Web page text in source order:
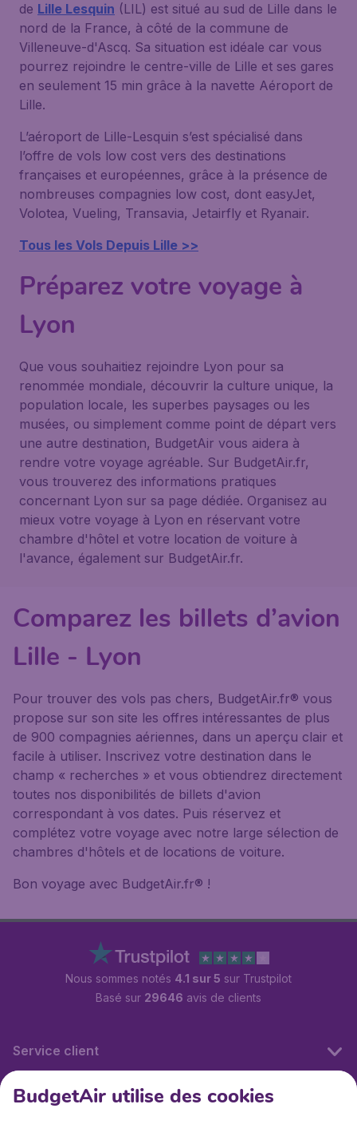
de Lille Lesquin (LIL) est situé au sud de Lille dans le
nord de la France, à côté de la commune de
Villeneuve-d'Ascq. Sa situation est idéale car vous
pourrez rejoindre le centre-ville de Lille et ses gares
en seulement 15 min grâce à la navette Aéroport de
Lille.
L’aéroport de Lille-Lesquin s’est spécialisé dans
l’offre de vols low cost vers des destinations
françaises et européennes, grâce à la présence de
nombreuses compagnies low cost, dont easyJet,
Volotea, Vueling, Transavia, Jetairfly et Ryanair.
Tous les Vols Depuis Lille >>
Préparez votre voyage à
Lyon
Que vous souhaitiez rejoindre Lyon pour sa
renommée mondiale, découvrir la culture unique, la
population locale, les superbes paysages ou les
musées, ou simplement comme point de départ vers
une autre destination, BudgetAir vous aidera à
rendre votre voyage agréable. Sur BudgetAir.fr,
vous trouverez des informations pratiques
concernant Lyon sur sa page dédiée. Organisez au
mieux votre voyage à Lyon en réservant votre
chambre d'hôtel et votre location de voiture à
l'avance, également sur BudgetAir.fr.
Comparez les billets d’avion
Lille - Lyon
Pour trouver des vols pas chers, BudgetAir.fr® vous
propose sur son site les offres intéressantes de plus
de 900 compagnies aériennes, dans un aperçu clair et
facile à utiliser. Inscrivez votre destination dans le
champ « recherches » et vous obtiendrez directement
toutes nos disponibilités de billets d'avion
correspondant à vos dates. Puis réservez et
complétez votre voyage avec notre large sélection de
chambres d'hôtels et de locations de voiture.
Bon voyage avec BudgetAir.fr® !
Nous sommes notés 4.1 sur 5 sur Trustpilot
Basé sur 29646 avis de clients
Service client
BudgetAir.fr
BudgetAir utilise des cookies